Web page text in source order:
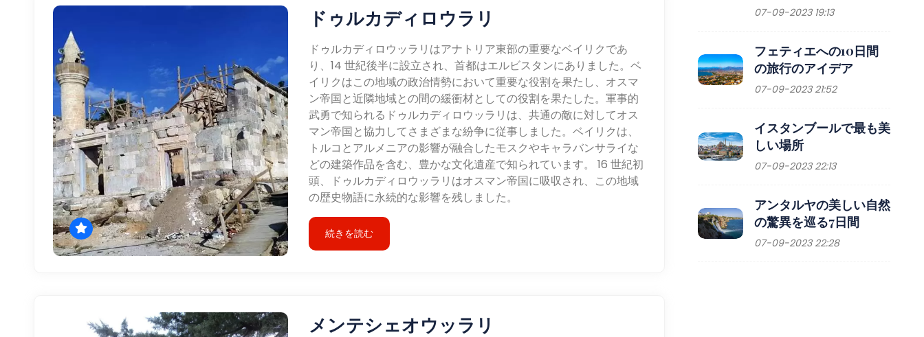
ドゥルカディロウラリ
ドゥルカディロウッラリはアナトリア東部の重要なベイリクであ
り、14 世紀後半に設立され、首都はエルビスタンにありました。ベ
イリクはこの地域の政治情勢において重要な役割を果たし、オスマ
ン帝国と近隣地域との間の緩衝材としての役割を果たした。軍事的
武勇で知られるドゥルカディロウッラリは、共通の敵に対してオス
マン帝国と協力してさまざまな紛争に従事しました。ベイリクは、
トルコとアルメニアの影響が融合したモスクやキャラバンサライな
どの建築作品を含む、豊かな文化遺産で知られています。 16 世紀初
頭、ドゥルカディロウッラリはオスマン帝国に吸収され、この地域
の歴史物語に永続的な影響を残しました。
続きを読む
メンテシェオウッラリ
07-09-2023 19:13
フェティエへの10日間
の旅行のアイデア
07-09-2023 21:52
イスタンブールで最も美
しい場所
07-09-2023 22:13
アンタルヤの美しい自然
の驚異を巡る7日間
07-09-2023 22:28